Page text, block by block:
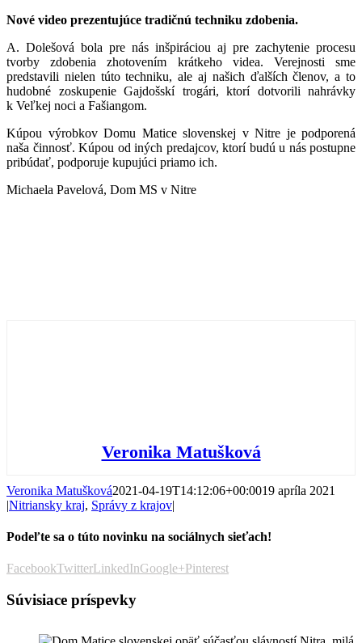
Nové video prezentujúce tradičnú techniku zdobenia.
A. Dolešová bola pre nás inšpiráciou aj pre zachytenie procesu
tvorby zdobenia zhotovením krátkeho videa. Verejnosti sme
predstavili nielen túto techniku, ale aj našich ďalších členov, a to
hudobné zoskupenie Gajdošskí trogári, ktorí dotvorili nahrávky
k Veľkej noci a Fašiangom.
Kúpou výrobkov Domu Matice slovenskej v Nitre je podporená
naša činnosť. Kúpou od iných predajcov, ktorí budú u nás postupne
pribúdať, podporuje kupujúci priamo ich.
Michaela Pavelová, Dom MS v Nitre
Veronika Matušková
Veronika Matušková2021-04-19T14:12:06+00:0019 apríla 2021
|Nitriansky kraj, Správy z krajov|
Podeľte sa o túto novinku na sociálnych sieťach!
FacebookTwitterLinkedInGoogle+Pinterest
Súvisiace príspevky